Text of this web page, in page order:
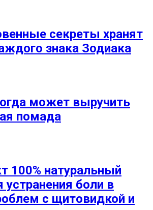
секреты хранят
знака Зодиака
может выручить
помада
100% натуральный
устранения боли в
с щитовидкой и